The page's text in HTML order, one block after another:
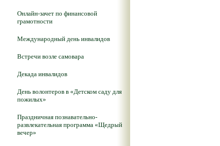
Онлайн-зачет по финансовой
грамотности
Международный день инвалидов
Встречи возле самовара
Декада инвалидов
День волонтеров в «Детском саду для
пожилых»
Праздничная познавательно-
развлекательная программа «Щедрый
вечер»